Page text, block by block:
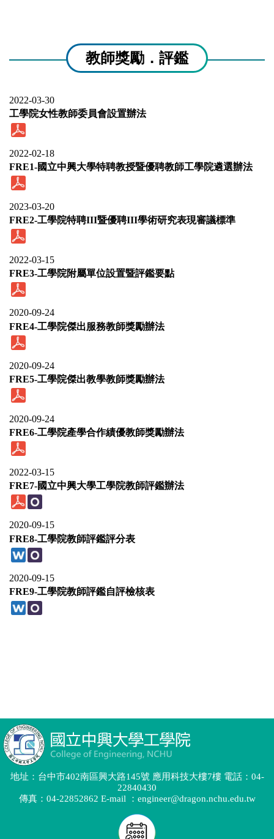
地址：台中市402南區興大路145號 應用科技大樓7樓 電話：04-
22840430
傳真：04-22852862 E-mail ：engineer@dragon.nchu.edu.tw